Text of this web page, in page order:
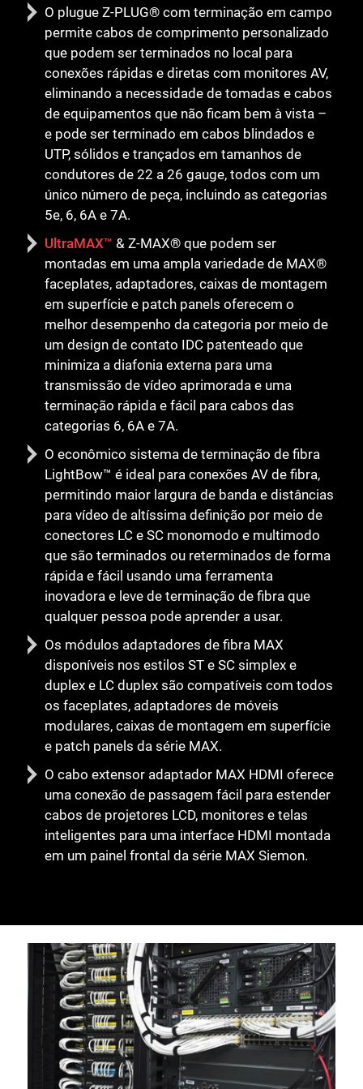
O plugue Z-PLUG® com terminação em campo
permite cabos de comprimento personalizado
que podem ser terminados no local para
conexões rápidas e diretas com monitores AV,
eliminando a necessidade de tomadas e cabos
de equipamentos que não ficam bem à vista –
e pode ser terminado em cabos blindados e
UTP, sólidos e trançados em tamanhos de
condutores de 22 a 26 gauge, todos com um
único número de peça, incluindo as categorias
5e, 6, 6A e 7A.
UltraMAX™ & Z-MAX® que podem ser
montadas em uma ampla variedade de MAX®
faceplates, adaptadores, caixas de montagem
em superfície e patch panels oferecem o
melhor desempenho da categoria por meio de
um design de contato IDC patenteado que
minimiza a diafonia externa para uma
transmissão de vídeo aprimorada e uma
terminação rápida e fácil para cabos das
categorias 6, 6A e 7A.
O econômico sistema de terminação de fibra
LightBow™ é ideal para conexões AV de fibra,
permitindo maior largura de banda e distâncias
para vídeo de altíssima definição por meio de
conectores LC e SC monomodo e multimodo
que são terminados ou reterminados de forma
rápida e fácil usando uma ferramenta
inovadora e leve de terminação de fibra que
qualquer pessoa pode aprender a usar.
Os módulos adaptadores de fibra MAX
disponíveis nos estilos ST e SC simplex e
duplex e LC duplex são compatíveis com todos
os faceplates, adaptadores de móveis
modulares, caixas de montagem em superfície
e patch panels da série MAX.
O cabo extensor adaptador MAX HDMI oferece
uma conexão de passagem fácil para estender
cabos de projetores LCD, monitores e telas
inteligentes para uma interface HDMI montada
em um painel frontal da série MAX Siemon.